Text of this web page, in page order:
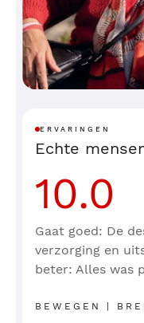
ERVARINGEN
Echte
10.0
Gaat goed: De
verzorging en
beter: Alles was
BEWEGEN |